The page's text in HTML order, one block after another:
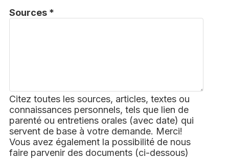
Sources *
Citez toutes les sources, articles, textes ou
connaissances personnels, tels que lien de
parenté ou entretiens orales (avec date) qui
servent de base à votre demande. Merci!
Vous avez également la possibilité de nous
faire parvenir des documents (ci-dessous)